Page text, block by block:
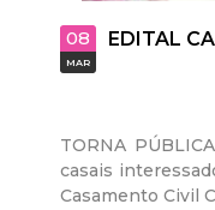
08
MAR
EDITAL
TORNA
casais
Casamento Civil